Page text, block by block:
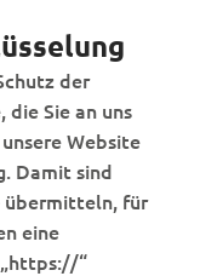
der
Sie an uns
Website
Damit sind
übermitteln, für
eine
“